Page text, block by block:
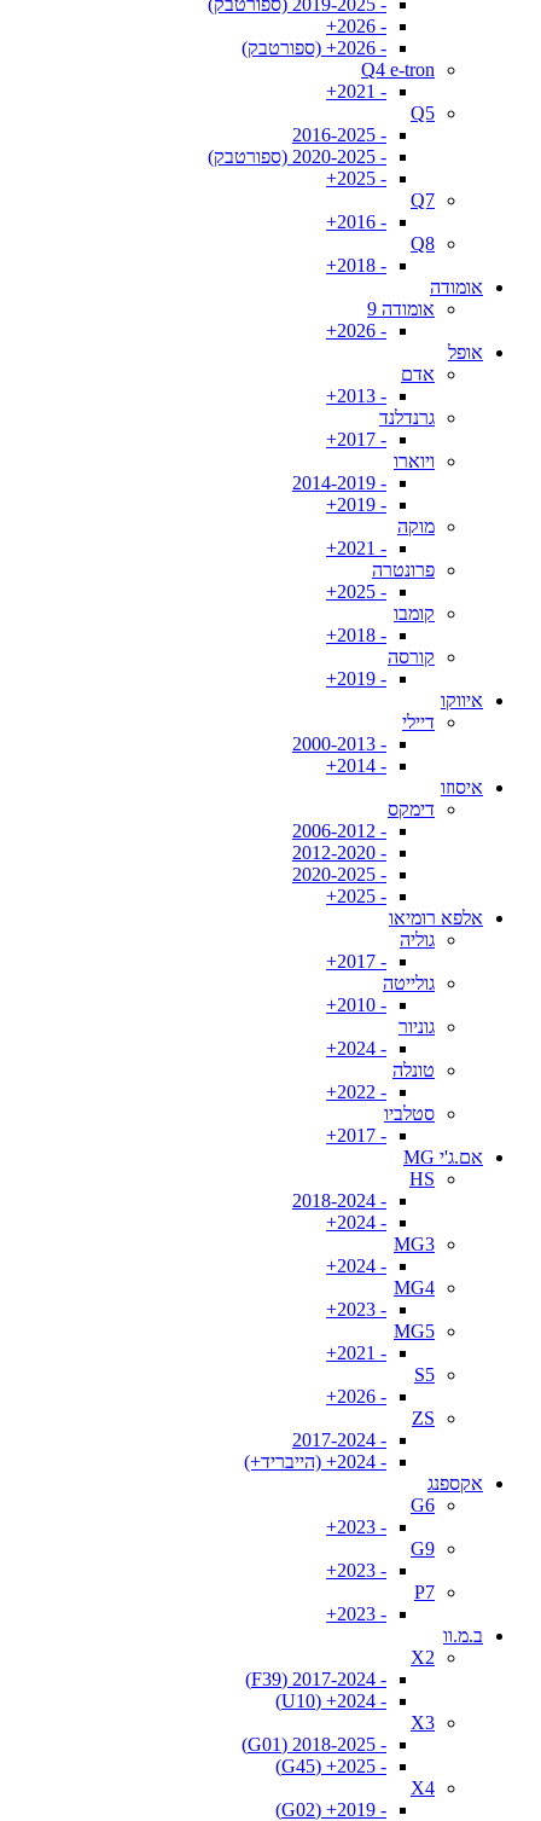
- 2019-2025 (ספורטבק)
- 2026+
- 2026+ (ספורטבק)
Q4 e-tron
- 2021+
Q5
- 2016-2025
- 2020-2025 (ספורטבק)
- 2025+
Q7
- 2016+
Q8
- 2018+
אומודה
אומודה 9
- 2026+
אופל
אדם
- 2013+
גרנדלנד
- 2017+
ויוארו
- 2014-2019
- 2019+
מוקה
- 2021+
פרונטרה
- 2025+
קומבו
- 2018+
קורסה
- 2019+
איווקו
דיילי
- 2000-2013
- 2014+
איסוזו
דימקס
- 2006-2012
- 2012-2020
- 2020-2025
- 2025+
אלפא רומיאו
גוליה
- 2017+
גולייטה
- 2010+
גוניור
- 2024+
טונלה
- 2022+
סטלביו
- 2017+
אם.ג'י MG
HS
- 2018-2024
- 2024+
MG3
- 2024+
MG4
- 2023+
MG5
- 2021+
S5
- 2026+
ZS
- 2017-2024
- 2024+ (הייבריד+)
אקספנג
G6
- 2023+
G9
- 2023+
P7
- 2023+
ב.מ.וו
X2
- 2017-2024 (F39)
- 2024+ (U10)
X3
- 2018-2025 (G01)
- 2025+ (G45)
X4
- 2019+ (G02)